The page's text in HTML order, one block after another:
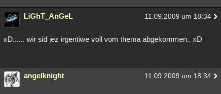
LiGhT_AnGeL 11.09.2009 um 18:34
xD...... wir sid jez irgentiwe voll vom thema abgekommen.. xD
angelknight 11.09.2009 um 18:34